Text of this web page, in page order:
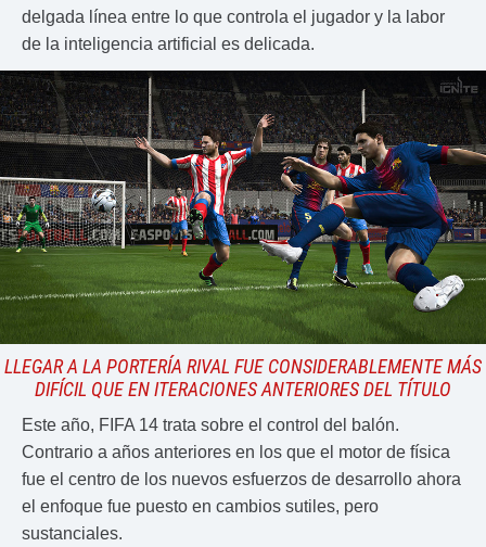
delgada línea entre lo que controla el jugador y la labor
de la inteligencia artificial es delicada.
LLEGAR A LA PORTERÍA RIVAL FUE CONSIDERABLEMENTE MÁS
DIFÍCIL QUE EN ITERACIONES ANTERIORES DEL TÍTULO
Este año, FIFA 14 trata sobre el control del balón.
Contrario a años anteriores en los que el motor de física
fue el centro de los nuevos esfuerzos de desarrollo ahora
el enfoque fue puesto en cambios sutiles, pero
sustanciales.